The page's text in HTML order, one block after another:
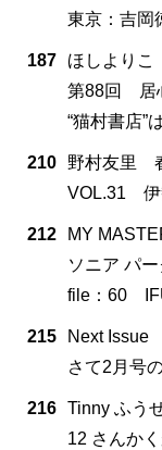
東京：吉岡
187
ほしより
第88回 居
“猫村書店”
210
野村友里
VOL.31 伊
212
MY
ソニア パ
file：60
215
Next Issue
さて2月号
216 Tinny ふう
12 さんか